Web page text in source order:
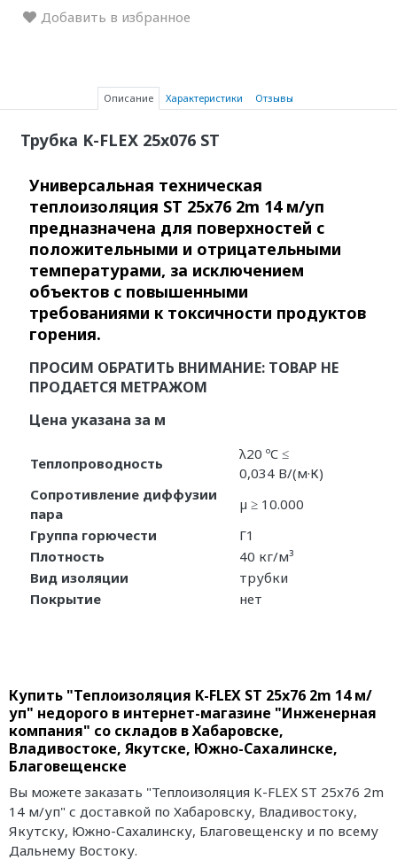
Добавить в избранное
Описание Характеристики Отзывы
Трубка K-FLEX 25x076 ST
Универсальная техническая
теплоизоляция ST 25x76 2m 14 м/уп
предназначена для поверхностей с
положительными и отрицательными
температурами, за исключением
объектов с повышенными
требованиями к токсичности продуктов
горения.
ПРОСИМ ОБРАТИТЬ ВНИМАНИЕ: ТОВАР НЕ
ПРОДАЕТСЯ МЕТРАЖОМ
Цена указана за м
Теплопроводность
λ20 ºC ≤
0,034 В/(м·К)
Сопротивление диффузии
пара
µ ≥ 10.000
Группа горючести
Г1
Плотность
40 кг/м³
Вид изоляции
трубки
Покрытие
нет
Купить "Теплоизоляция K-FLEX ST 25x76 2m 14 м/
уп" недорого в интернет-магазине "Инженерная
компания" со складов в Хабаровске,
Владивостоке, Якутске, Южно-Сахалинске,
Благовещенске
Вы можете заказать "Теплоизоляция K-FLEX ST 25x76 2m
14 м/уп" с доставкой по Хабаровску, Владивостоку,
Якутску, Южно-Сахалинску, Благовещенску и по всему
Дальнему Востоку.